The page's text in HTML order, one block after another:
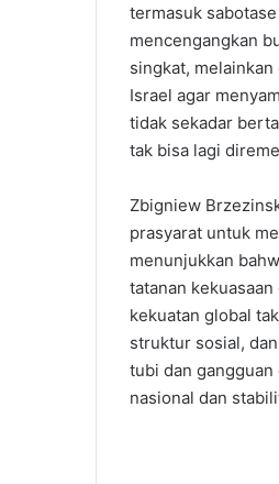
termasuk
mencengangkan
singkat,
Israel agar
tidak sekadar
tak bisa lagi
Zbigniew
prasyarat untuk
menunjukkan
tatanan
kekuatan global
struktur sosial,
tubi dan
nasional dan